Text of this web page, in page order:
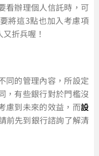
看辦理個人信託時，可
將這3點也加入考慮項
折兵喔！
同的管理內容，所設定
，有些銀行對於門檻沒
慮到未來的效益，而設
前先到銀行諮詢了解清